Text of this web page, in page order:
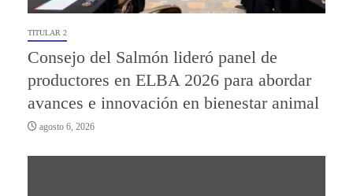
TITULAR 2
Consejo del Salmón lideró panel de
productores en ELBA 2026 para abordar
avances e innovación en bienestar animal
agosto 6, 2026